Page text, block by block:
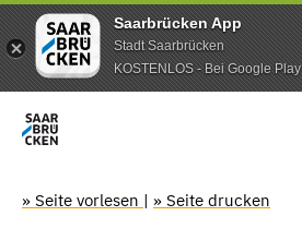
Saarbrücken App
Stadt Saarbrücken
KOSTENLOS - Bei Google Play
» Seite vorlesen | » Seite drucken